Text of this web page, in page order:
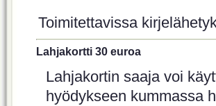
Toimitettavissa
Lahjakortti 30 euroa
Lahjakortin saaja voi
hyödykseen kummassa